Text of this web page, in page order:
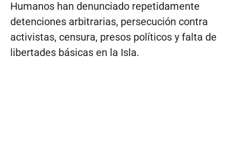
Humanos han denunciado repetidamente
detenciones arbitrarias, persecución contra
activistas, censura, presos políticos y falta de
libertades básicas en la Isla.